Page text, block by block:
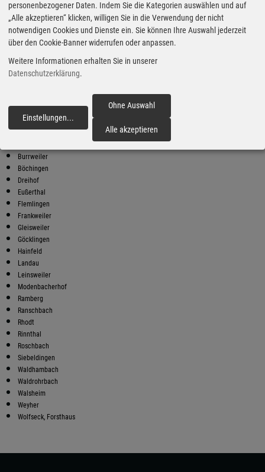
1.919€
Super E10
Rosenauer Str. 25
Preiswerter tanken - finden Sie die günstigsten Benzin und Diesel
Preise in Ihrer Stadt
Burrweiler
Böchingen
Dreihof
Eußerthal
Flemlingen
Frankweiler
Gleisweiler
Göcklingen
Hainfeld
Landau
Leinsweiler
Modenbacherhof
Ramberg
Ranschbach
Rhodt
Rinnthal
Roschbach
Siebeldingen
Waldhambach
Waldrohrbach
Walsheim
Weyher
Wolfseck, Forsthaus
personenbezogener Daten. Indem Sie die Kategorien auswählen und auf
„Alle akzeptieren“ klicken, willigen Sie in die Verwendung der nicht
notwendigen Cookies und Dienste ein. Sie können Ihre Auswahl jederzeit
über den Cookie-Banner widerrufen oder anpassen.
Weitere Informationen erhalten Sie in unserer
Datenschutzerklärung.
Einstellungen...
Ohne Auswahl
Alle akzeptieren